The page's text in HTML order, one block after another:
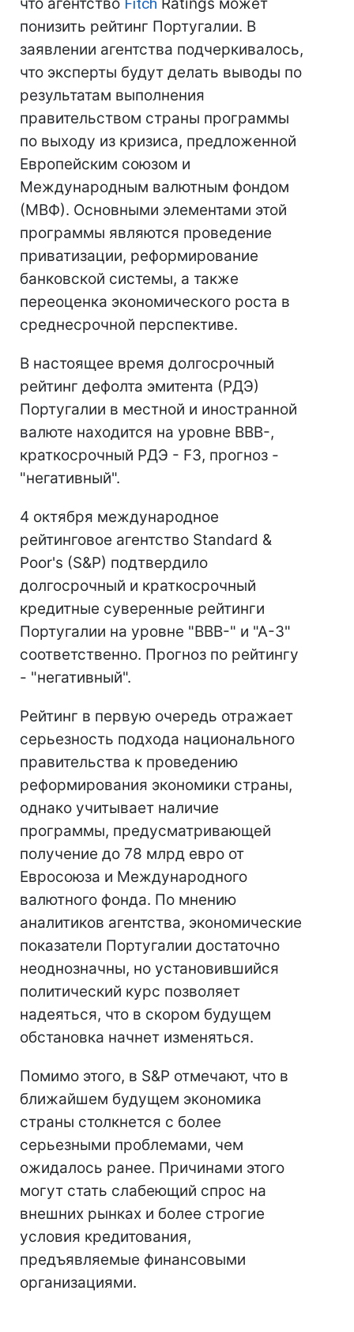
понизить рейтинг Португалии. В
заявлении агентства подчеркивалось,
что эксперты будут делать выводы по
результатам выполнения
правительством страны программы
по выходу из кризиса, предложенной
Европейским союзом и
Международным валютным фондом
(МВФ). Основными элементами этой
программы являются проведение
приватизации, реформирование
банковской системы, а также
переоценка экономического роста в
среднесрочной перспективе.
В настоящее время долгосрочный
рейтинг дефолта эмитента (РДЭ)
Португалии в местной и иностранной
валюте находится на уровне ВВВ-,
краткосрочный РДЭ - F3, прогноз -
"негативный".
4 октября международное
рейтинговое агентство Standard &
Poor's (S&P) подтвердило
долгосрочный и краткосрочный
кредитные суверенные рейтинги
Португалии на уровне "ВВВ-" и "А-3"
соответственно. Прогноз по рейтингу
- "негативный".
Рейтинг в первую очередь отражает
серьезность подхода национального
правительства к проведению
реформирования экономики страны,
однако учитывает наличие
программы, предусматривающей
получение до 78 млрд евро от
Евросоюза и Международного
валютного фонда. По мнению
аналитиков агентства, экономические
показатели Португалии достаточно
неоднозначны, но установившийся
политический курс позволяет
надеяться, что в скором будущем
обстановка начнет изменяться.
Помимо этого, в S&P отмечают, что в
ближайшем будущем экономика
страны столкнется с более
серьезными проблемами, чем
ожидалось ранее. Причинами этого
могут стать слабеющий спрос на
внешних рынках и более строгие
условия кредитования,
предъявляемые финансовыми
организациями.